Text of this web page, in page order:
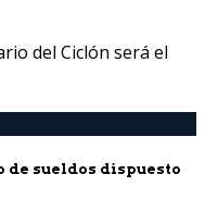
del Ciclón será el
de sueldos dispuesto